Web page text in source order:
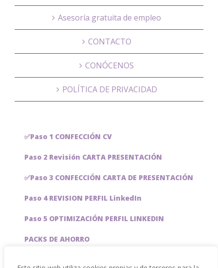
Asesoría gratuita de empleo
CONTACTO
CONÓCENOS
POLÍTICA DE PRIVACIDAD
✅Paso 1 CONFECCIÓN CV
Paso 2 Revisión CARTA PRESENTACIÓN
✅Paso 3 CONFECCIÓN CARTA DE PRESENTACIÓN
Paso 4 REVISION PERFIL LinkedIn
Paso 5 OPTIMIZACIÓN PERFIL LINKEDIN
PACKS DE AHORRO